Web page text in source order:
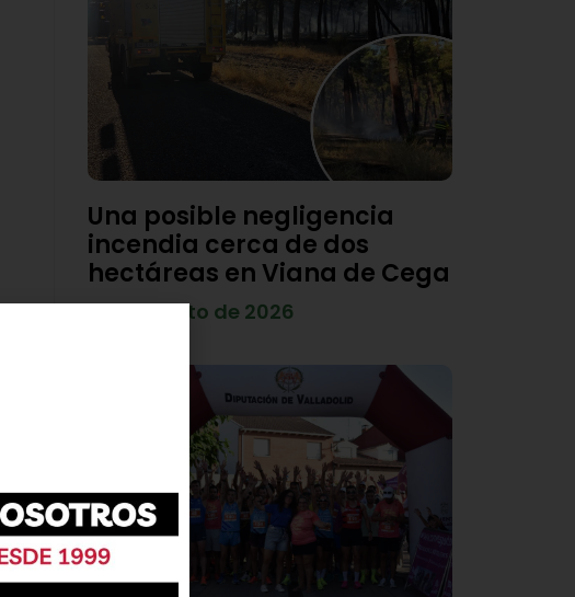
Una posible negligencia
incendia cerca de dos
hectáreas en Viana de Cega
7 de agosto de 2026